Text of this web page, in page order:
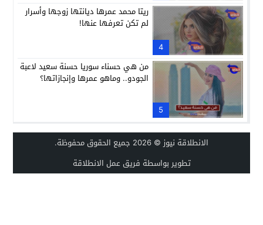
4
ريتا محمد عمرها ديانتها زوجها وأسرار
لم تكن تعرفها عنها!
5
من هي حسناء سوريا حسنة سعيد لاعبة
الجودو.. وماهو عمرها وإنجازاتها؟
الانطلاقة نيوز© 2026 جميع الحقوق محفوظة.
تطوير بواسطة فريق عمل الانطلاقة